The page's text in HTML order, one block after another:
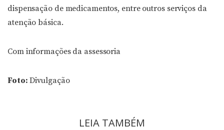
dispensação de medicamentos, entre outros serviços da
atenção básica.
Com informações da assessoria
Foto: Divulgação
LEIA TAMBÉM